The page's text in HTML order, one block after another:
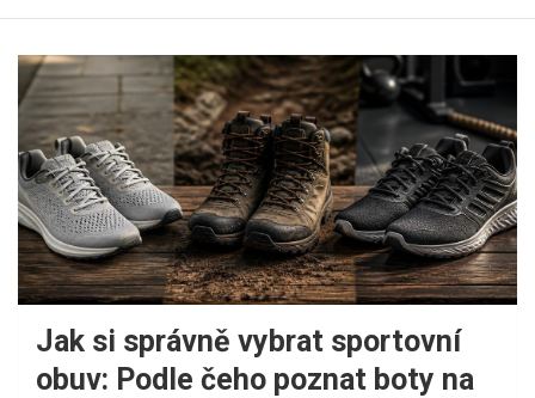
Jak si správně vybrat sportovní
obuv: Podle čeho poznat boty na